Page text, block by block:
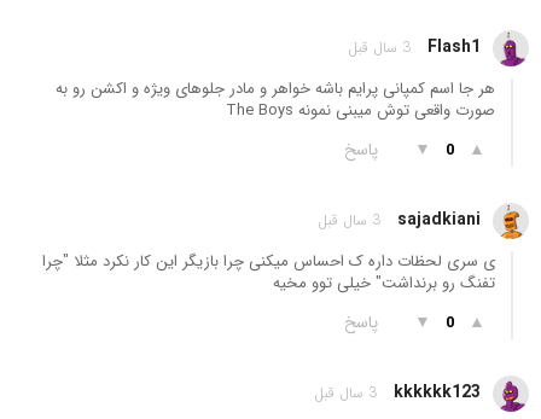
Flash1 3 سال قبل
هر جا اسم کمپانی پرایم باشه خواهر و مادر جلوهای ویژه و اکشن رو به
صورت واقعی توش میبنی نمونه The Boys
▲
0
▼ پاسخ
sajadkiani 3 سال قبل
ی سری لحظات داره ک احساس میکنی چرا بازیگر این کار نکرد مثلا "چرا
تفنگ رو برنداشت" خیلی توو مخیه
▲
0
▼ پاسخ
kkkkkk123 3 سال قبل